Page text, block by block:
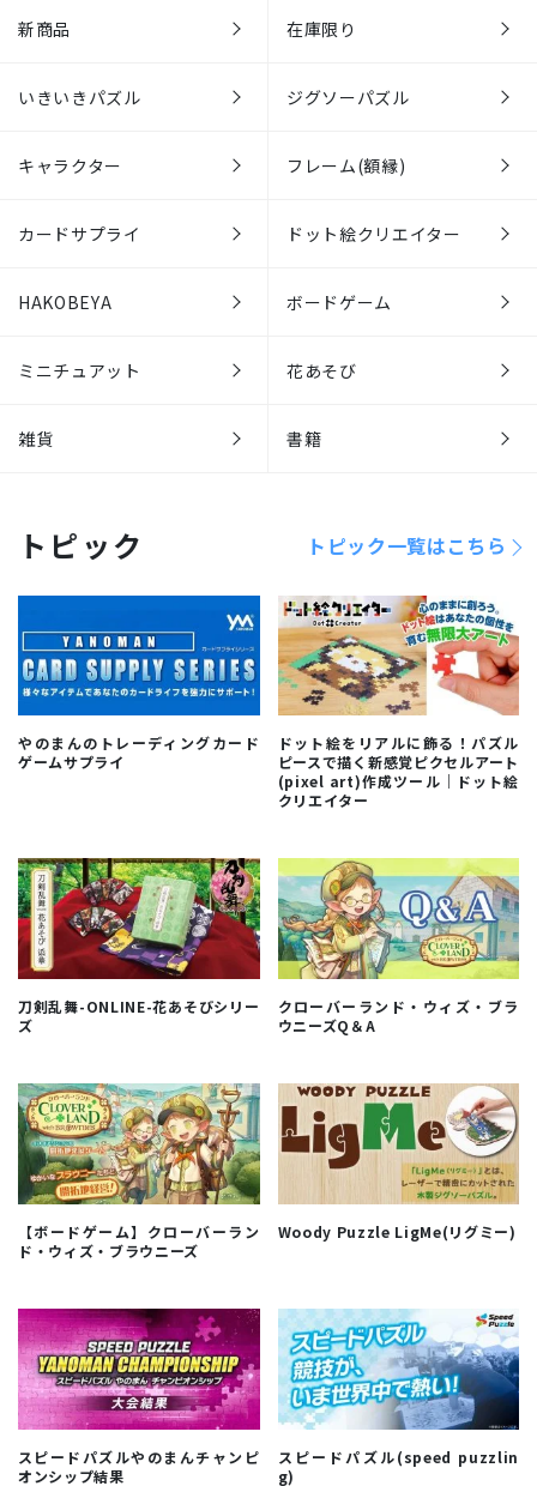
新商品 在庫限り
いきいきパズル ジグソーパズル
キャラクター フレーム(額縁)
カードサプライ ドット絵クリエイター
HAKOBEYA ボードゲーム
ミニチュアット 花あそび
雑貨 書籍
トピック トピック一覧はこちら
やのまんのトレーディングカード
ゲームサプライ
ドット絵をリアルに飾る！パズル
ピースで描く新感覚ピクセルアート
(pixel art)作成ツール｜ドット絵
クリエイター
刀剣乱舞-ONLINE-花あそびシリー
ズ
クローバーランド・ウィズ・ブラ
ウニーズQ＆A
【ボードゲーム】クローバーラン
ド・ウィズ・ブラウニーズ
Woody Puzzle LigMe(リグミー)
スピードパズルやのまんチャンピ
オンシップ結果
スピードパズル(speed puzzlin
g)